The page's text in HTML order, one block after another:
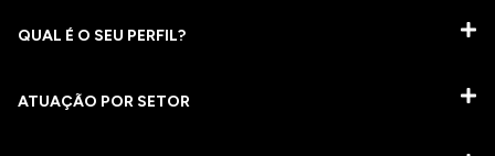
QUAL É O SEU PERFIL?
ATUAÇÃO POR SETOR